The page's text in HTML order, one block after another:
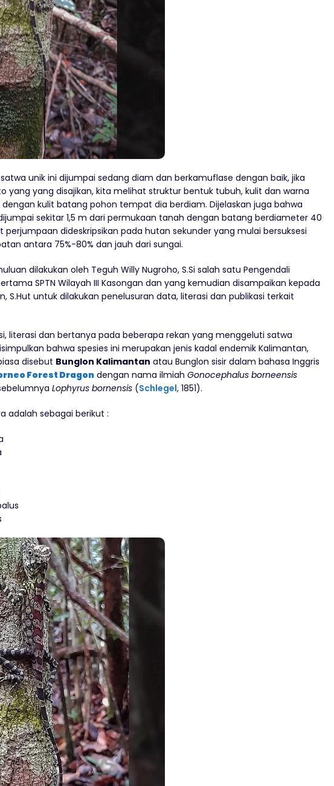
unik ini dijumpai sedang diam dan berkamuflase dengan baik, jika
yang yang disajikan, kita melihat struktur bentuk tubuh, kulit dan warna
kulit batang pohon tempat dia berdiam. Dijelaskan juga bahwa
sekitar 1,5 m dari permukaan tanah dengan batang berdiameter 40
perjumpaan dideskripsikan pada hutan sekunder yang mulai bersuksesi
antara 75%-80% dan jauh dari sungai.
dilakukan oleh Teguh Willy Nugroho, S.Si salah satu Pengendali
SPTN Wilayah III Kasongan dan yang kemudian disampaikan kepada
S.Hut untuk dilakukan penelusuran data, literasi dan publikasi terkait
literasi dan bertanya pada beberapa rekan yang menggeluti satwa
bahwa spesies ini merupakan jenis kadal endemik Kalimantan,
disebut Bunglon Kalimantan atau Bunglon sisir dalam bahasa Inggris
Forest Dragondengan nama ilmiah Gonocephalus borneensis
Lophyrus bornensis (Schlegel, 1851).
adalah sebagai berikut :